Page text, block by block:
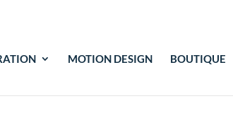
MOTION DESIGN BOUTIQUE